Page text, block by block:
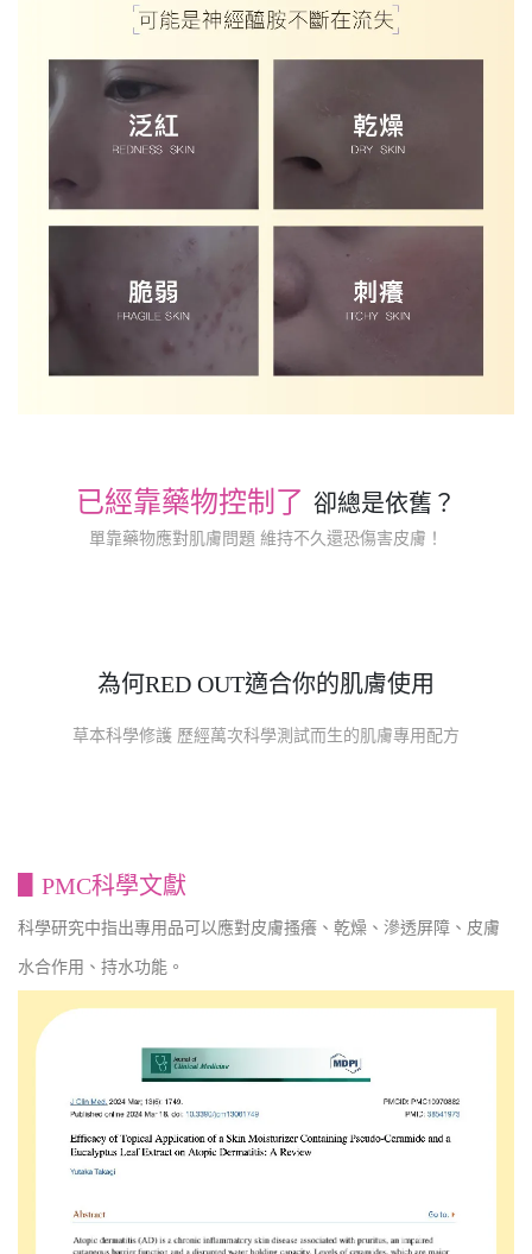
已經靠藥物控制了 卻總是依舊？
單靠藥物應對肌膚問題 維持不久還恐傷害皮膚！
為何RED OUT適合你的肌膚使用
草本科學修護 歷經萬次科學測試而生的肌膚專用配方
▋PMC科學文獻
科學研究中指出專用品可以應對皮膚搔癢、乾燥、滲透屏障、皮膚
水合作用、持水功能。